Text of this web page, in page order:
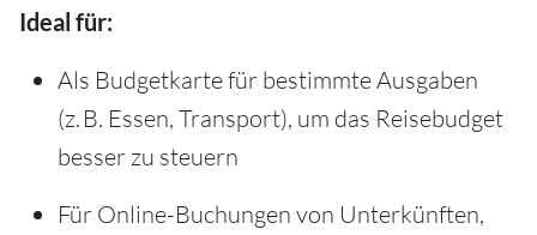
Ideal für:
Als Budgetkarte für bestimmte Ausgaben
(z. B. Essen, Transport), um das Reisebudget
besser zu steuern
Für Online-Buchungen von Unterkünften,